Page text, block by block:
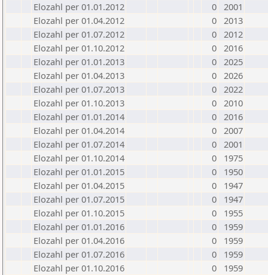
Elozahl per 01.01.2012
0 2001
Elozahl per 01.04.2012
0 2013
Elozahl per 01.07.2012
0 2012
Elozahl per 01.10.2012
0 2016
Elozahl per 01.01.2013
0 2025
Elozahl per 01.04.2013
0 2026
Elozahl per 01.07.2013
0 2022
Elozahl per 01.10.2013
0 2010
Elozahl per 01.01.2014
0 2016
Elozahl per 01.04.2014
0 2007
Elozahl per 01.07.2014
0 2001
Elozahl per 01.10.2014
0
1975
Elozahl per 01.01.2015
0
1950
Elozahl per 01.04.2015
0
1947
Elozahl per 01.07.2015
0
1947
Elozahl per 01.10.2015
0
1955
Elozahl per 01.01.2016
0
1959
Elozahl per 01.04.2016
0
1959
Elozahl per 01.07.2016
0
1959
Elozahl per 01.10.2016
0
1959